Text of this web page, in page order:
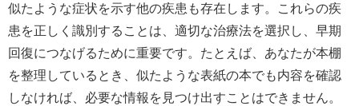
似たような症状を示す他の疾患も存在します。これらの疾
患を正しく識別することは、適切な治療法を選択し、早期
回復につなげるために重要です。たとえば、あなたが本棚
を整理しているとき、似たような表紙の本でも内容を確認
しなければ、必要な情報を見つけ出すことはできません。